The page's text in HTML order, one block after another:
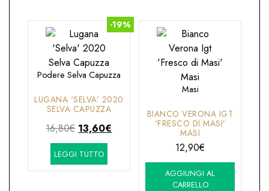
-19%
Podere Selva Capuzza
LUGANA ‘SELVA’ 2020
SELVA CAPUZZA
16,80€ Il
prezzo
originale
era:
13,60€
è:
LEGGI TUTTO
Masi
BIANCO VERONA IGT
‘FRESCO DI MASI’
MASI
12,90€
AGGIUNGI AL
CARRELLO